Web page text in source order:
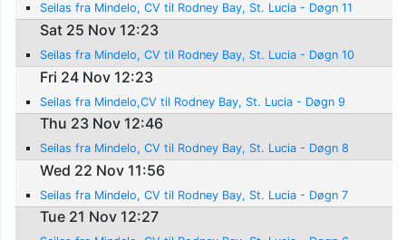
Seilas fra Mindelo, CV til Rodney Bay, St. Lucia - Døgn 11
Sat 25 Nov 12:23
Seilas fra Mindelo, CV til Rodney Bay, St. Lucia - Døgn 10
Fri 24 Nov 12:23
Seilas fra Mindelo,CV til Rodney Bay, St. Lucia - Døgn 9
Thu 23 Nov 12:46
Seilas fra Mindelo, CV til Rodney Bay, St. Lucia - Døgn 8
Wed 22 Nov 11:56
Seilas fra Mindelo, CV til Rodney Bay, St. Lucia - Døgn 7
Tue 21 Nov 12:27